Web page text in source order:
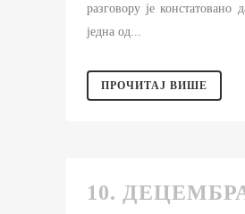
разговору је констатовано
једна од...
ПРОЧИТАЈ ВИШЕ
10.